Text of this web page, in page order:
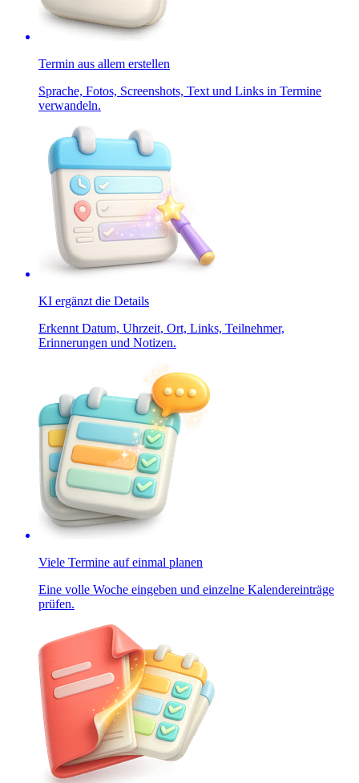
Termin aus allem erstellen
Sprache, Fotos, Screenshots, Text und Links in Termine
verwandeln.
KI ergänzt die Details
Erkennt Datum, Uhrzeit, Ort, Links, Teilnehmer,
Erinnerungen und Notizen.
Viele Termine auf einmal planen
Eine volle Woche eingeben und einzelne Kalendereinträge
prüfen.